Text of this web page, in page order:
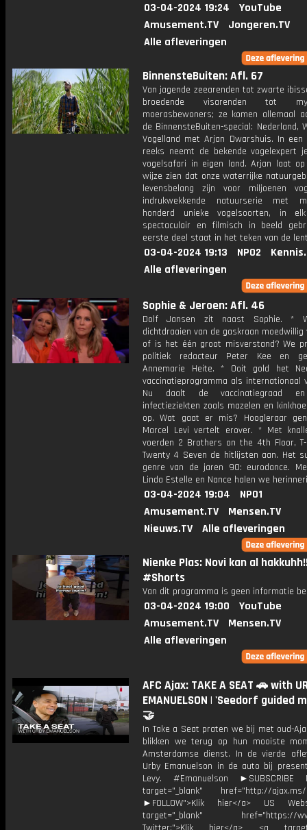
03-04-2024 19:24
YouTube
Amusement.TV
Jongeren.TV
Alle afleveringen
BinnensteBuiten: Afl. 67
Van jagende zeearenden tot zwarte
broedende visarenden tot
moerasbewoners; ze komen allemaal
de BinnensteBuiten-special: Nederland,
Vogelland met Arjan Dwarshuis. In een
reeks neemt de bekende vogelexpert
vogelsafari in eigen land. Arjan laat op
wijze zien dat onze waterrijke
levensbelang zijn voor miljoenen
indrukwekkende natuurserie met
honderd unieke vogelsoorten, in
spectaculair en filmisch in beeld
eerste deel staat in het teken van de
03-04-2024 19:13 NPO2
Alle afleveringen
Sophie & Jeroen: Afl. 46
Dolf Jansen zit naast Sophie. *
dichtdraaien van de gaskraan
of is het één groot misverstand? We
politiek redacteur Peter Kee en
Annemarie Heite. * Ooit gold het
vaccinatieprogramma als internationaal
Nu daalt de vaccinatiegraad
infectieziekten zoals mazelen en
op. Wat gaat er mis? Hoogleraar
Marcel Levi vertelt erover. * Met
voerden 2 Brothers on the 4th Floor,
Twenty 4 Seven de hitlijsten aan. Het
genre van de jaren 90: eurodance.
Linda Estelle en Nance halen we
03-04-2024 19:04
NPO1
Amusement.TV
Mensen.TV
Nieuws.TV
Alle afleveringen
Nienke Plas: Novi kan al
#Shorts
Van dit programma is geen informatie
03-04-2024 19:00
YouTube
Amusement.TV
Mensen.TV
Alle afleveringen
AFC Ajax: TAKE A SEAT 🚗 with
EMANUELSON | 'Seedorf guided
🤝
In Take a Seat praten we bij met oud-
blikken we terug op hun mooiste
Amsterdamse dienst. In de vierde
Urby Emanuelson in de auto bij
Levy. #Emanuelson ►SUBSCRIBE
target="_blank" href="http://ajax.ms/
►FOLLOW">Klik hier</a> US
target="_blank" href="https://